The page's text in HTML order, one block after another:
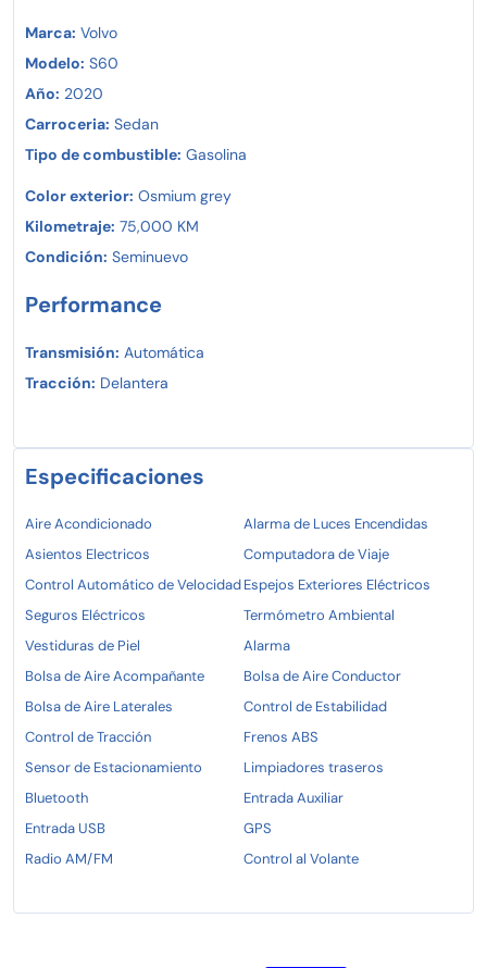
Marca: Volvo
Modelo: S60
Año: 2020
Carroceria: Sedan
Tipo de combustible: Gasolina
Color exterior: Osmium grey
Kilometraje: 75,000 KM
Condición: Seminuevo
Performance
Transmisión: Automática
Tracción: Delantera
Especificaciones
Aire Acondicionado
Alarma de Luces Encendidas
Asientos Electricos
Computadora de Viaje
Control Automático de VelocidadEspejos Exteriores Eléctricos
Seguros Eléctricos
Termómetro Ambiental
Vestiduras de Piel
Alarma
Bolsa de Aire Acompañante
Bolsa de Aire Conductor
Bolsa de Aire Laterales
Control de Estabilidad
Control de Tracción
Frenos ABS
Sensor de Estacionamiento
Limpiadores traseros
Bluetooth
Entrada Auxiliar
Entrada USB
GPS
Radio AM/FM
Control al Volante